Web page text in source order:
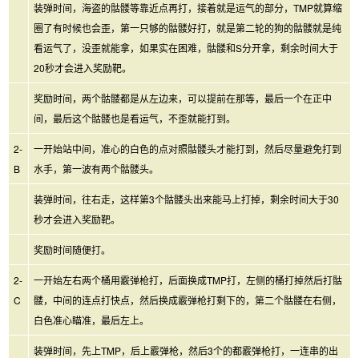
装弹时间，海盗的骷髅等靠近点再打，接着就是运气的部分，TMP就算缩
圈了有时候也会歪，第一只够的骷髅好打，就是第二轮的狗的骷髅就是纯
看运气了，没歪就能拿，如果实在困难，骷髅和S分开拿，剩余时间大于
20秒才会进入奖励靶。
奖励时间，两个骷髅都是从左边来，可以提前在那等，最后一个在正中
间，最后这个骷髅也是看运气，不歪就能打到。
2-
B
一开始站中间，准心的白色的点对照骷髅头才能打到，然后尽量避免打到
水手，第一波有两个骷髅头。
装弹时间，往右走，这样第3个骷髅头出来能马上打掉，剩余时间大于30
秒才会进入奖励靶。
奖励时间随便打。
2-
C
一开始左右两个桶用霰弹枪打，后面换成TMP打，左侧的桶打掉然后打骷
髅，中间的连点打快点，然后换成霰弹枪打剩下的，第二个骷髅在右侧，
白色准心瞄准，最后左上。
装弹时间，先上TMP，后上霰弹枪，然后3个的都霰弹枪打，一连串的出